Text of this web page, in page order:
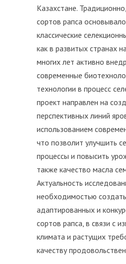
Казахстане.
сортов рапса
классические
как в развитых странах
многих лет активно
современные
технологии в процесс
проект направлен на
перспективных линий
использованием
что позволит улучшить
процессы и повысить
также качество масла
Актуальность
необходимостью
адаптированных и
сортов рапса, в связи с
климата и растущих
качеству